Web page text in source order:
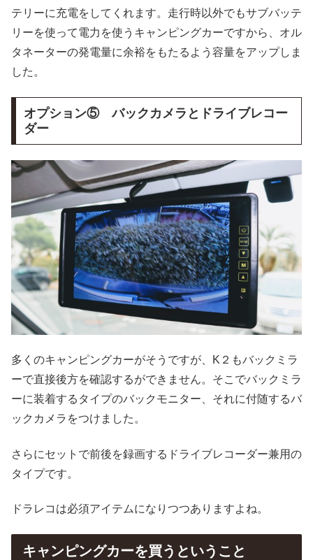
テリーに充電をしてくれます。走行時以外でもサブバッテ
リーを使って電力を使うキャンピングカーですから、オル
タネーターの発電量に余裕をもたるよう容量をアップしま
した。
オプション⑤ バックカメラとドライブレコー
ダー
多くのキャンピングカーがそうですが、K２もバックミラ
ーで直接後方を確認するができません。そこでバックミラ
ーに装着するタイプのバックモニター、それに付随するバ
ックカメラをつけました。
さらにセットで前後を録画するドライブレコーダー兼用の
タイプです。
ドラレコは必須アイテムになりつつありますよね。
キャンピングカーを買うということ